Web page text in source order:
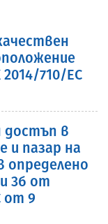
710/ЕС
достъп в
и пазар на
определено
3б от
от 9